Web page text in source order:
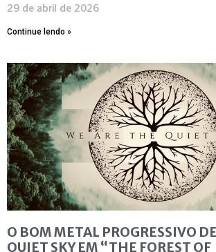
29 de abril de 2026
Continue lendo »
O BOM METAL PROGRESSIVO
QUIET SKY EM “THE FOREST OF